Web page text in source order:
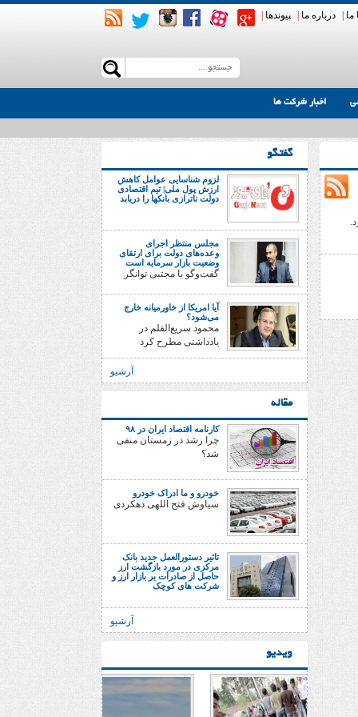
ما درباره ما پیوندها
اخبار شرکت ها
گفتگو
لزوم شناسایی عوامل کاهش
ارزش پول ملی| تیم اقتصادی
دولت ناترازی بانکها را دریابد
مجلس منتظر اجرای
وعده‌های دولت برای ارتقای
وضعیت بازار سرمایه است
گفت‌وگو با مجتبی توانگر
آیا امریکا از خاورمیانه خارج
می‌شود؟
محمود سریع‌القلم در
یادداشتی مطرح کرد
آرشیو
مقاله
کارنامه اقتصاد ایران در ۹۸
چرا رشد در زمستان منفی
شد؟
خودرو و ما ادراک خودرو
سیاوش فتح اللهی دهکردی
تاثیر دستورالعمل جدید بانک
مرکزی در مورد بازگشت ارز
حاصل از صادرات بر بازار ارز و
شرکت های کوچک
آرشیو
ویدیو